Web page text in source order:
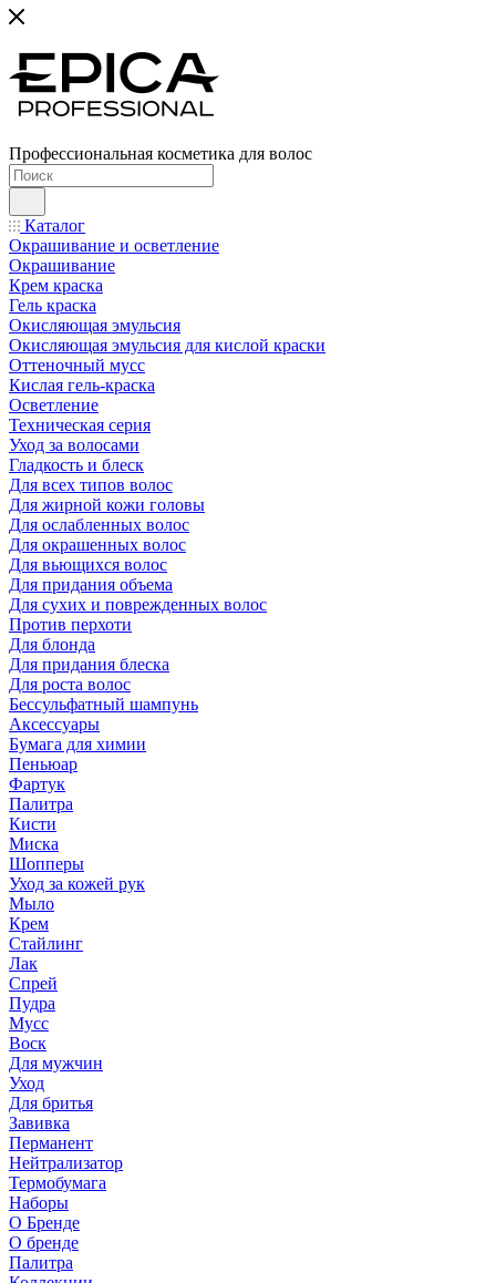
Профессиональная косметика для волос
Каталог
Окрашивание и осветление
Окрашивание
Крем краска
Гель краска
Окисляющая эмульсия
Окисляющая эмульсия для кислой краски
Оттеночный мусс
Кислая гель-краска
Осветление
Техническая серия
Уход за волосами
Гладкость и блеск
Для всех типов волос
Для жирной кожи головы
Для ослабленных волос
Для окрашенных волос
Для вьющихся волос
Для придания объема
Для сухих и поврежденных волос
Против перхоти
Для блонда
Для придания блеска
Для роста волос
Бессульфатный шампунь
Аксессуары
Бумага для химии
Пеньюар
Фартук
Палитра
Кисти
Миска
Шопперы
Уход за кожей рук
Мыло
Крем
Стайлинг
Лак
Спрей
Пудра
Мусс
Воск
Для мужчин
Уход
Для бритья
Завивка
Перманент
Нейтрализатор
Термобумага
Наборы
О Бренде
О бренде
Палитра